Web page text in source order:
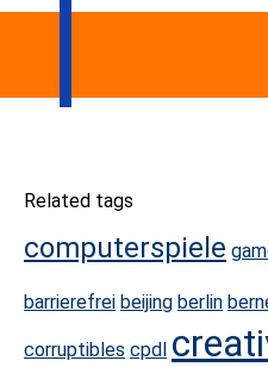
Related tags
computerspiele
barrierefrei beijing berlin
corruptibles cpdl